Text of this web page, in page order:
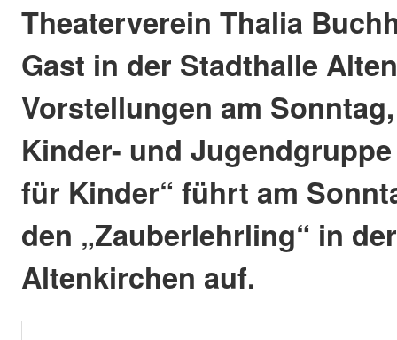
Theaterverein Thalia
Gast in der Stadthalle
Vorstellungen am
Kinder- und
für Kinder“ führt am
den „Zauberlehrling“ in
Altenkirchen auf.